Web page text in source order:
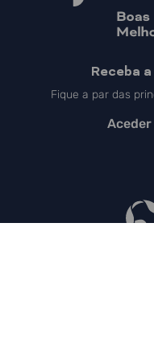
Receba
Fique a par das